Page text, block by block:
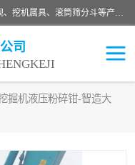
济宁智造工程科技有限公司是一家经营智造大观、挖机属具、滚筒筛分斗等产品的滑移装载机厂家。济宁智造工程科技有限公司奉行以质量赢得用户，诚信为本，互利共赢的宗旨，依靠雄厚的技术力量，科学的管理制度，先进的加工检测设备，始终坚持以客户为中心，免费咨询！
司
掘机液压粉碎钳-智造大
动破碎机